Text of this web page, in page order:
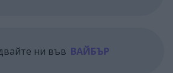
ни във ВАЙБЪР